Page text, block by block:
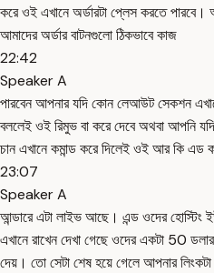
করে ওই এখানে অর্ডারটা প্লেস করতে
আমাদের অর্ডার বাটনগুলো ঠিকভাবে কাজ
22:42
Speaker A
পারবেন আপনার যদি কোন লেআউট সেকশন
বললেই ওই রিমুভ বা করে দেবে অথবা আপনি
চান এখানে কমান্ড করে দিলেই ওই আর কি এড
23:07
Speaker A
আন্ডারে এটা লাইভ আছে। এন্ড ওদের
এখানে রাখেন দেখা গেছে ওদের একটা 50
দেয়। তো সেটা শেষ হয়ে গেলে আপনার